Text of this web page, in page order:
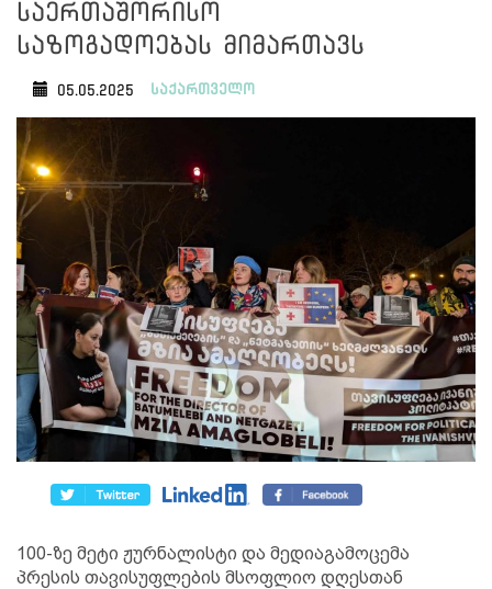
საერთაშორისო
საზოგადოებას მიმართავს
05.05.2025 საქართველო
100-ზე მეტი ჟურნალისტი და მედიაგამოცემა
პრესის თავისუფლების მსოფლიო დღესთან